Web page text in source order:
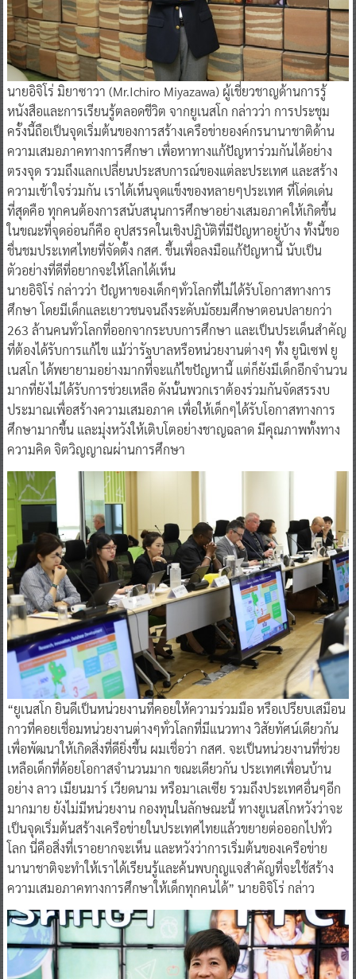
​นายอิจิโร่ มิยาซาวา (Mr.Ichiro Miyazawa) ผู้เชี่ยวชาญด้านการรู้
หนังสือและการเรียนรู้ตลอดชีวิต จากยูเนสโก กล่าวว่า การประชุม
ครั้งนี้ถือเป็นจุดเริ่มต้นของการสร้างเครือข่ายองค์กรนานาชาติด้าน
ความเสมอภาคทางการศึกษา เพื่อหาทางแก้ปัญหาร่วมกันได้อย่าง
ตรงจุด รวมถึงแลกเปลี่ยนประสบการณ์ของแต่ละประเทศ และสร้าง
ความเข้าใจร่วมกัน เราได้เห็นจุดแข็งของหลายๆประเทศ ที่โด่ดเด่น
ที่สุดคือ ทุกคนต้องการสนับสนุนการศึกษาอย่างเสมอภาคให้เกิดขึ้น
ในขณะที่จุดอ่อนก็คือ อุปสรรคในเชิงปฏิบัติที่มีปัญหาอยู่บ้าง ทั้งนี้ขอ
ชื่นชมประเทศไทยที่จัดตั้ง กสศ. ขึ้นเพื่อลงมือแก้ปัญหานี้ นับเป็น
ตัวอย่างที่ดีที่อยากจะให้โลกได้เห็น
นายอิจิโร่ กล่าวว่า ปัญหาของเด็กๆทั่วโลกที่ไม่ได้รับโอกาสทางการ
ศึกษา โดยมีเด็กและเยาวชนจนถึงระดับมัธยมศึกษาตอนปลายกว่า
263 ล้านคนทั่วโลกที่ออกจากระบบการศึกษา และเป็นประเด็นสำคัญ
ที่ต้องได้รับการแก้ไข แม้ว่ารัฐบาลหรือหน่วยงานต่างๆ ทั้ง ยูนิเซฟ ยู
เนสโก ได้พยายามอย่างมากที่จะแก้ไขปัญหานี้ แต่ก็ยังมีเด็กอีกจำนวน
มากที่ยังไม่ได้รับการช่วยเหลือ ดังนั้นพวกเราต้องร่วมกันจัดสรรงบ
ประมาณเพื่อสร้างความเสมอภาค เพื่อให้เด็กๆได้รับโอกาสทางการ
ศึกษามากขึ้น และมุ่งหวังให้เติบโตอย่างชาญฉลาด มีคุณภาพทั้งทาง
ความคิด จิตวิญญาณผ่านการศึกษา
“ยูเนสโก ยินดีเป็นหน่วยงานที่คอยให้ความร่วมมือ หรือเปรียบเสมือน
กาวที่คอยเชื่อมหน่วยงานต่างๆทั่วโลกที่มีแนวทาง วิสัยทัศน์เดียวกัน
เพื่อพัฒนาให้เกิดสิ่งที่ดียิ่งขึ้น ผมเชื่อว่า กสศ. จะเป็นหน่วยงานที่ช่วย
เหลือเด็กที่ด้อยโอกาสจำนวนมาก ขณะเดียวกัน ประเทศเพื่อนบ้าน
อย่าง ลาว เมียนมาร์ เวียดนาม หรือมาเลเซีย รวมถึงประเทศอื่นๆอีก
มากมาย ยังไม่มีหน่วยงาน กองทุนในลักษณะนี้ ทางยูเนสโกหวังว่าจะ
เป็นจุดเริ่มต้นสร้างเครือข่ายในประเทศไทยแล้วขยายต่อออกไปทั่ว
โลก นี่คือสิ่งที่เราอยากจะเห็น และหวังว่าการเริ่มต้นของเครือข่าย
นานาชาติจะทำให้เราได้เรียนรู้และค้นพบกุญแจสำคัญที่จะใช้สร้าง
ความเสมอภาคทางการศึกษาให้เด็กทุกคนได้” นายอิจิโร่ กล่าว